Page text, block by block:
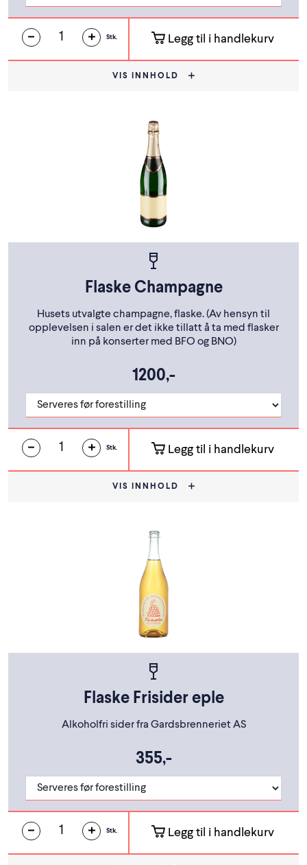
Stk. Legg til i handlekurv
VIS INNHOLD
Flaske Champagne
Husets utvalgte champagne, flaske. (Av hensyn til
opplevelsen i salen er det ikke tillatt å ta med flasker
inn på konserter med BFO og BNO)
1200,-
Stk. Legg til i handlekurv
VIS INNHOLD
Flaske Frisider eple
Alkoholfri sider fra Gardsbrenneriet AS
355,-
Stk. Legg til i handlekurv